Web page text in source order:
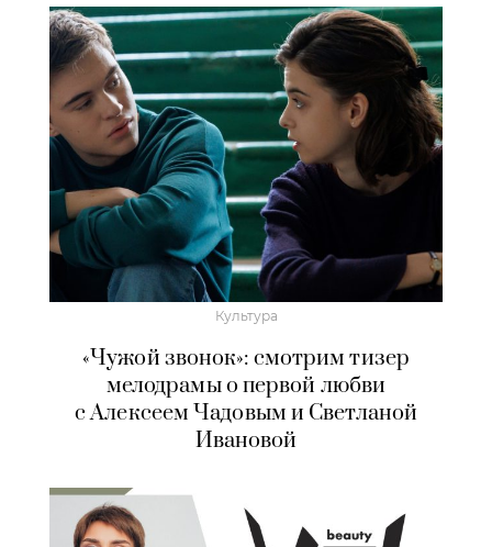
Культура
«Чужой звонок»: смотрим тизер
мелодрамы о первой любви
с Алексеем Чадовым и Светланой
Ивановой